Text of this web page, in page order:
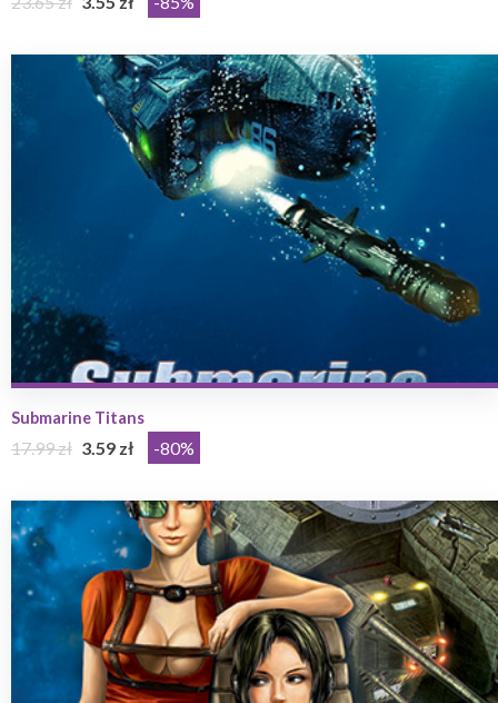
Submarine Titans
17.99 zł 3.59 zł -80%